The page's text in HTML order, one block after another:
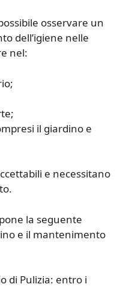
osservare un
dell’igiene nelle
nel:
il giardino e
e necessitano
la seguente
e il mantenimento
di Pulizia: entro i